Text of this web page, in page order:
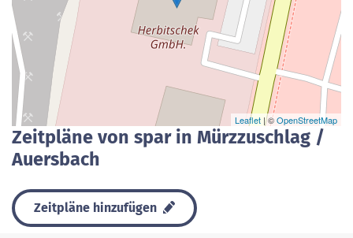
Leaflet | ©OpenStreetMap
Zeitpläne von spar in Mürzzuschlag /
Auersbach
Zeitpläne hinzufügen